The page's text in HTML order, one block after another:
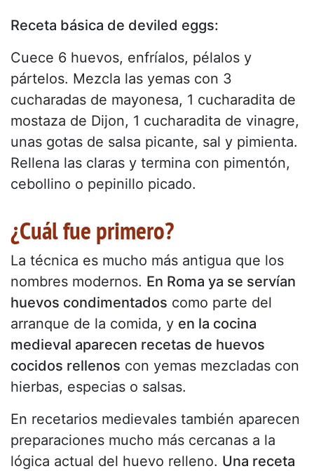
Receta básica de deviled eggs:
Cuece 6 huevos, enfríalos, pélalos y
pártelos. Mezcla las yemas con 3
cucharadas de mayonesa, 1 cucharadita de
mostaza de Dijon, 1 cucharadita de vinagre,
unas gotas de salsa picante, sal y pimienta.
Rellena las claras y termina con pimentón,
cebollino o pepinillo picado.
¿Cuál fue primero?
La técnica es mucho más antigua que los
nombres modernos. En Roma ya se servían
huevos condimentados como parte del
arranque de la comida, y en la cocina
medieval aparecen recetas de huevos
cocidos rellenos con yemas mezcladas con
hierbas, especias o salsas.
En recetarios medievales también aparecen
preparaciones mucho más cercanas a la
lógica actual del huevo relleno. Una receta